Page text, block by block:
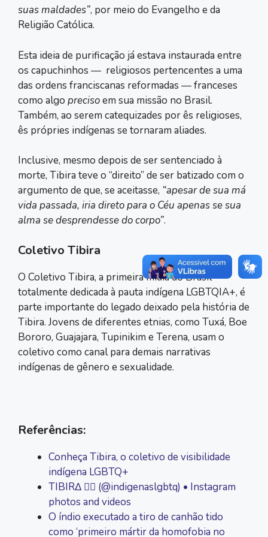
suas maldades”, por meio do Evangelho e da
Religião Católica.
Esta ideia de purificação já estava instaurada entre
os capuchinhos ― religiosos pertencentes a uma
das ordens franciscanas reformadas ― franceses
como algo precisoem sua missão no Brasil.
Também, ao serem catequizades por ês religioses,
ês própries indígenas se tornaram aliades.
Inclusive, mesmo depois de ser sentenciado à
morte, Tibira teve o “direito” de ser batizado com o
argumento de que, se aceitasse, “apesar de sua má
vida passada, iria direto para o Céu apenas se sua
alma se desprendesse do corpo”.
Coletivo Tibira
O Coletivo Tibira, a primeira mídia do Brasil
totalmente dedicada à pauta indígena LGBTQIA+, é
parte importante do legado deixado pela história de
Tibira. Jovens de diferentes etnias, como Tuxá, Boe
Bororo, Guajajara, Tupinikim e Terena, usam o
coletivo como canal para demais narrativas
indígenas de gênero e sexualidade.
Referências:
Conheça Tibira, o coletivo de visibilidade
indígena LGBTQ+
TIBIRΔ 🏳️‍🌈 (@indigenaslgbtq) • Instagram
photos and videos
O índio executado a tiro de canhão tido
como ‘primeiro mártir da homofobia no